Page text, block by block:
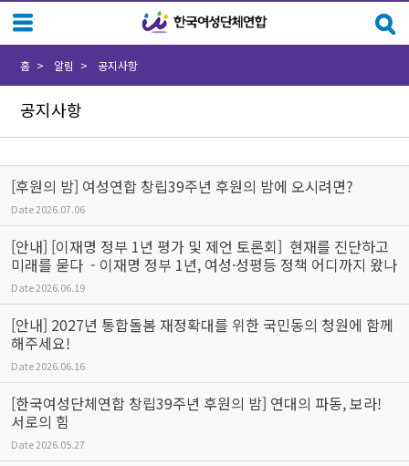
공지사항
홈 알림 공지사항
[후원의 밤] 여성연합 창립39주년 후원의 밤에 오시려면?
Date2026.07.06
[안내] [이재명 정부 1년 평가 및 제언 토론회] 현재를 진단하고
미래를 묻다 - 이재명 정부 1년, 여성·성평등 정책 어디까지 왔나
Date2026.06.19
[안내] 2027년 통합돌봄 재정확대를 위한 국민동의 청원에 함께
해주세요!
Date2026.06.16
[한국여성단체연합 창립39주년 후원의 밤] 연대의 파동, 보라!
서로의 힘
Date2026.05.27